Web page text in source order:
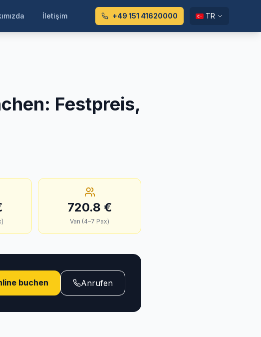
İletişim +49 151 41620000 TR
: Festpreis,
720.8 €
Van (4–7 Pax)
buchen Anrufen